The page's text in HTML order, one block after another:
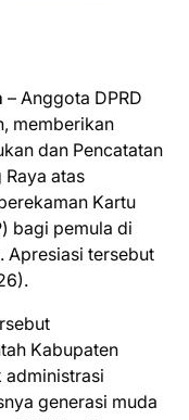
– Anggota DPRD
memberikan
dan Pencatatan
atas
Kartu
bagi pemula di
Apresiasi tersebut
Kabupaten
administrasi
generasi muda